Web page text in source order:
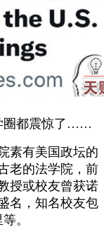
圈都震惊了……
有美国政坛的
老的法学院，前
授或校友曾获诺
名，知名校友包
。